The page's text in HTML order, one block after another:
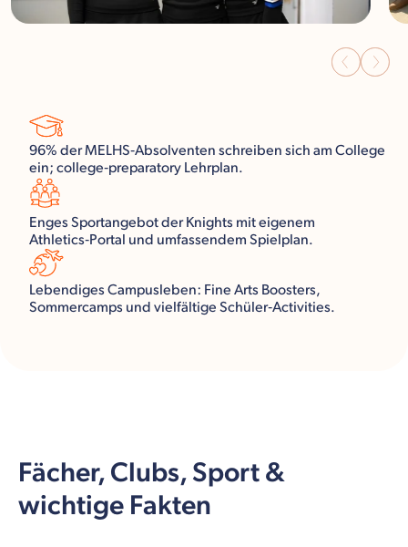
96% der MELHS‑Absolventen schreiben sich am College
ein; college‑preparatory Lehrplan.
Enges Sportangebot der Knights mit eigenem
Athletics‑Portal und umfassendem Spielplan.
Lebendiges Campusleben: Fine Arts Boosters,
Sommercamps und vielfältige Schüler‑Activities.
Fächer, Clubs, Sport &
wichtige Fakten